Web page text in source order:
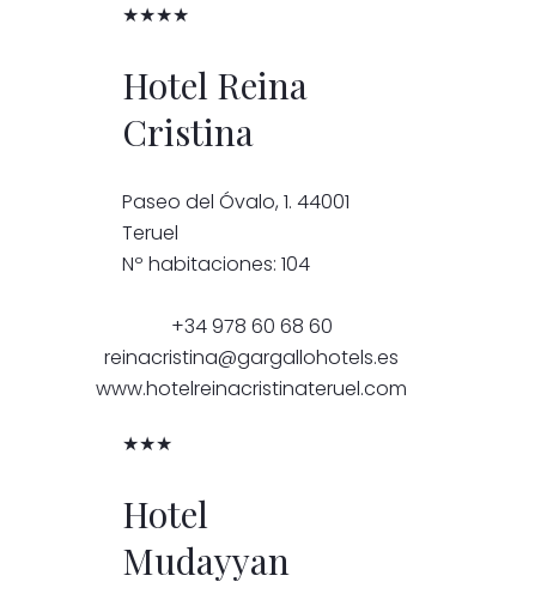
★★★★
Hotel Reina
Cristina
Paseo del Óvalo, 1. 44001
Teruel
Nº habitaciones: 104
+34 978 60 68 60
reinacristina@gargallohotels.es
www.hotelreinacristinateruel.com
★★★
Hotel
Mudayyan